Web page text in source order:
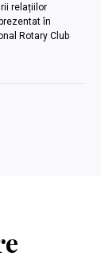
relațiilor
în
Rotary Club